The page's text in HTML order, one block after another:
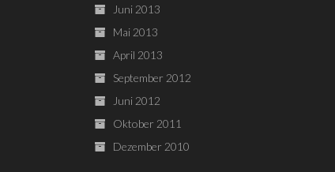
Juni 2013
Mai 2013
April 2013
September 2012
Juni 2012
Oktober 2011
Dezember 2010